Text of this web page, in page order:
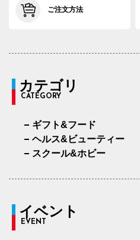
ご注文方法
カテゴリ
CATEGORY
ギフト&フード
ヘルス&ビューティー
スクール&ホビー
イベント
EVENT